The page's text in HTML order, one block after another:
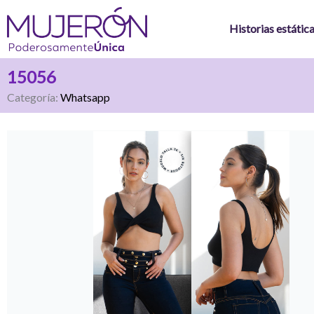
contenido
Historias
15056
Categoría: Whatsapp